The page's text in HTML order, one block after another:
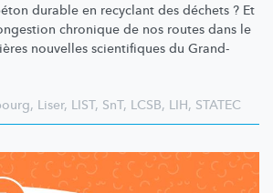
durable en recyclant des déchets ? Et
chronique de nos routes dans le
nouvelles scientifiques du Grand-
, Liser, LIST, SnT, LCSB, LIH, STATEC